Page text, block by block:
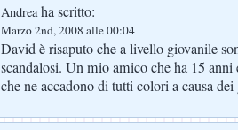
Andreaha scritto:
Marzo 2nd, 2008 alle 00:04
David è risaputo che a livello giovanile
scandalosi. Un mio amico che ha 15 anni
che ne accadono di tutti colori a causa